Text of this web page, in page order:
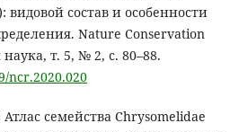
видовой состав и особенности
Nature Conservation
т. 5, № 2, с. 80–88.
ncr.2020.020
семейства Chrysomelidae